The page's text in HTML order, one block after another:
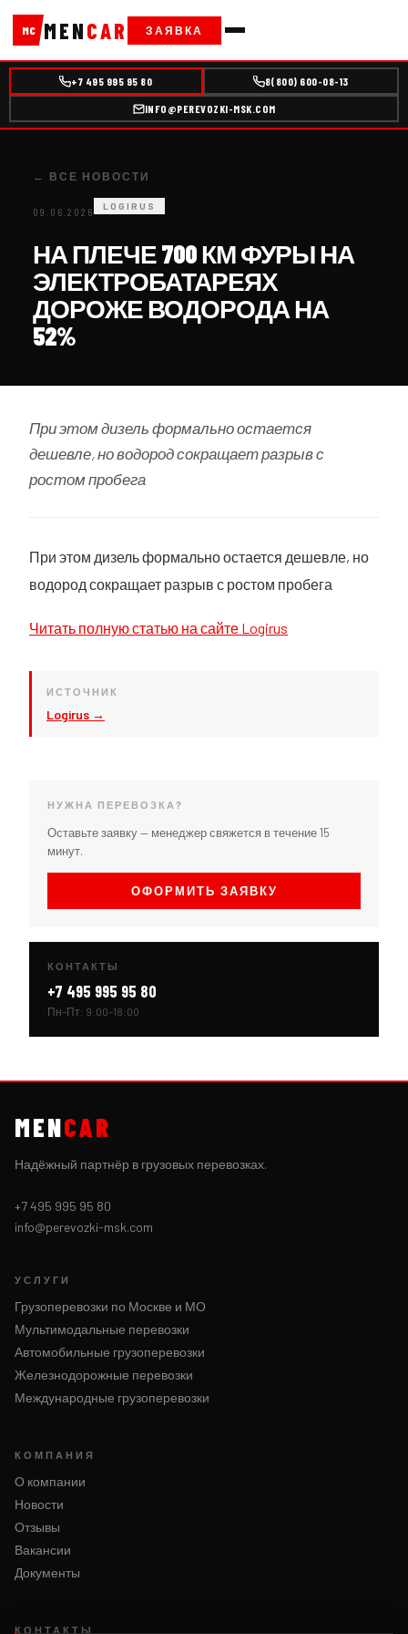
MC MENCAR ЗАЯВКА
+7 495 995 95 80 8(800) 600-08-13
INFO@PEREVOZKI-MSK.COM
← ВСЕ НОВОСТИ
09.06.2026 LOGIRUS
НА ПЛЕЧЕ 700 КМ ФУРЫ НА
ЭЛЕКТРОБАТАРЕЯХ
ДОРОЖЕ ВОДОРОДА НА
52%
При этом дизель формально остается
дешевле, но водород сокращает разрыв с
ростом пробега
При этом дизель формально остается дешевле, но
водород сокращает разрыв с ростом пробега
Читать полную статью на сайте Logirus
ИСТОЧНИК
Logirus →
НУЖНА ПЕРЕВОЗКА?
Оставьте заявку — менеджер свяжется в течение 15
минут.
ОФОРМИТЬ ЗАЯВКУ
КОНТАКТЫ
+7 495 995 95 80
Пн–Пт: 9:00–18:00
MENCAR
Надёжный партнёр в грузовых перевозках.
+7 495 995 95 80
info@perevozki-msk.com
УСЛУГИ
Грузоперевозки по Москве и МО
Мультимодальные перевозки
Автомобильные грузоперевозки
Железнодорожные перевозки
Международные грузоперевозки
КОМПАНИЯ
О компании
Новости
Отзывы
Вакансии
Документы
КОНТАКТЫ